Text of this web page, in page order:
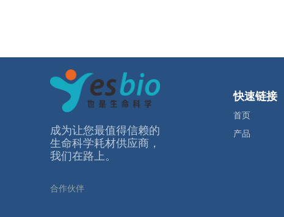
成为让您最值得信赖的
⽣命科学耗材供应商，
我们在路上。
合作伙伴
快速链接
首页
产品